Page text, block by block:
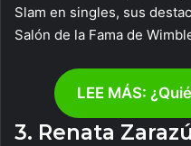
Slam en singles, sus
Salón de la Fama de
LEE MÁS:
3. Renata